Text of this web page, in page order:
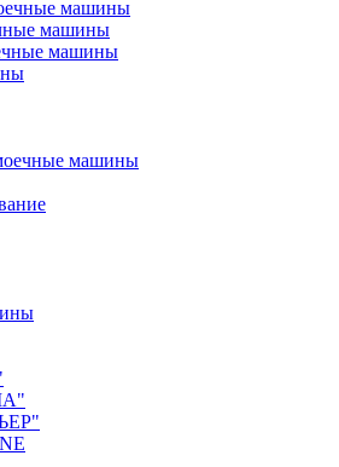
машины
машины
машины
машины